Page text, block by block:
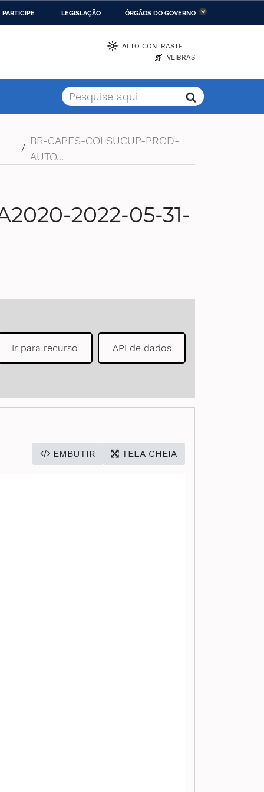
PARTICIPE LEGISLAÇÃO
ÓRGÃOS DO GOVERNO
Tecnologia, Inovações e
Comunicações
e dos Direitos
ALTO CONTRASTE
VLIBRAS
/
BR-CAPES-COLSUCUP-PROD-
AUTO...
2022-05-31-
Ir para recurso API de dados
TELA CHEIA
EMBUTIR